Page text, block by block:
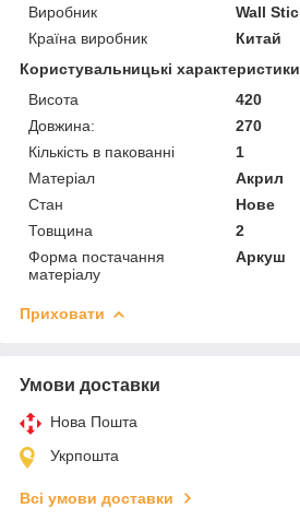
Виробник
Wall
Країна виробник
Китай
Користувальницькі характеристики
Висота
420
Довжина:
270
Кількість в пакованні
1
Матеріал
Акрил
Стан
Нове
Товщина
2
Форма постачання
матеріалу
Аркуш
Приховати
Умови доставки
Нова Пошта
Укрпошта
Всі умови доставки